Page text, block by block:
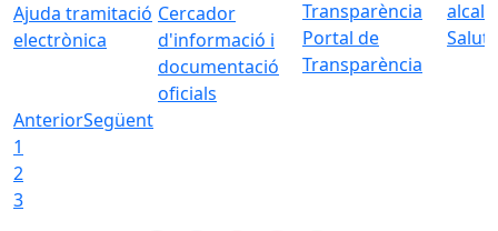
Ajuda tramitació
electrònica
Cercador
d'informació i
documentació
oficials
Portal de
Transparència
AnteriorSegüent
1
2
3